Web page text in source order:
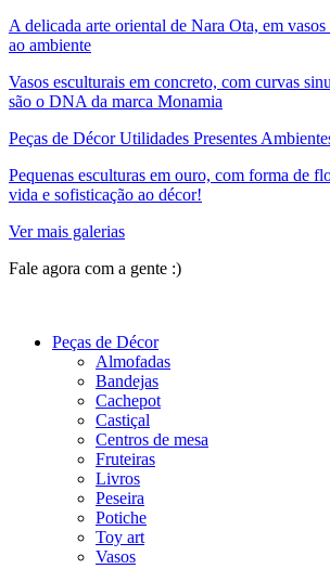
A delicada arte oriental de Nara Ota, em
ao ambiente
Vasos esculturais em concreto, com curvas
são o DNA da marca Monamia
Peças de Décor Utilidades Presentes
Pequenas esculturas em ouro, com forma de
vida e sofisticação ao décor!
Ver mais galerias
Fale agora com a gente :)
Peças de Décor
Almofadas
Bandejas
Cachepot
Castiçal
Centros de mesa
Fruteiras
Livros
Peseira
Potiche
Toy art
Vasos